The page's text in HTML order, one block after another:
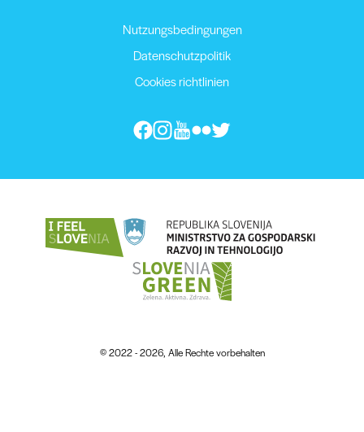
Nutzungsbedingungen
Datenschutzpolitik
Cookies richtlinien
© 2022 - 2026, Alle Rechte vorbehalten